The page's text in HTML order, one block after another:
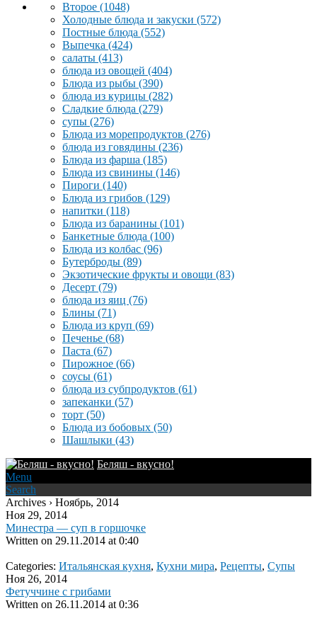
Второе (1048)
Холодные блюда и закуски (572)
Постные блюда (552)
Выпечка (424)
салаты (413)
блюда из овощей (404)
Блюда из рыбы (390)
блюда из курицы (282)
Сладкие блюда (279)
супы (276)
Блюда из морепродуктов (276)
блюда из говядины (236)
Блюда из фарша (185)
Блюда из свинины (146)
Пироги (140)
Блюда из грибов (129)
напитки (118)
Блюда из баранины (101)
Банкетные блюда (100)
Блюда из колбас (96)
Бутерброды (89)
Экзотические фрукты и овощи (83)
Десерт (79)
блюда из яиц (76)
Блины (71)
Блюда из круп (69)
Печенье (68)
Паста (67)
Пирожное (66)
соусы (61)
блюда из субпродуктов (61)
запеканки (57)
торт (50)
Блюда из бобовых (50)
Шашлыки (43)
Беляш - вкусно!
Menu
Search
Archives › Ноябрь, 2014
Ноя 29, 2014
Минестра — суп в горшочке
Written on 29.11.2014 at 0:40
Categories: Итальянская кухня, Кухни мира, Рецепты, Супы
Ноя 26, 2014
Фетуччине с грибами
Written on 26.11.2014 at 0:36